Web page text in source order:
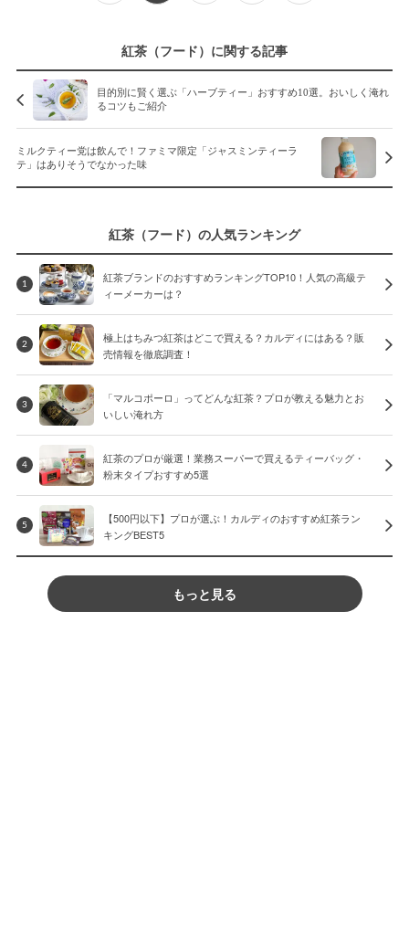
紅茶（フード）に関する記事
目的別に賢く選ぶ「ハーブティー」おすすめ10選。おいしく淹れ
るコツもご紹介
ミルクティー党は飲んで！ファミマ限定「ジャスミンティーラ
テ」はありそうでなかった味
紅茶（フード）の人気ランキング
1
紅茶ブランドのおすすめランキングTOP10！人気の高級テ
ィーメーカーは？
2
極上はちみつ紅茶はどこで買える？カルディにはある？販
売情報を徹底調査！
3
「マルコポーロ」ってどんな紅茶？プロが教える魅力とお
いしい淹れ方
4
紅茶のプロが厳選！業務スーパーで買えるティーバッグ・
粉末タイプおすすめ5選
5
【500円以下】プロが選ぶ！カルディのおすすめ紅茶ラン
キングBEST5
もっと見る